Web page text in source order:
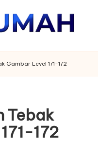
Gambar Level 171-172
Tebak
172